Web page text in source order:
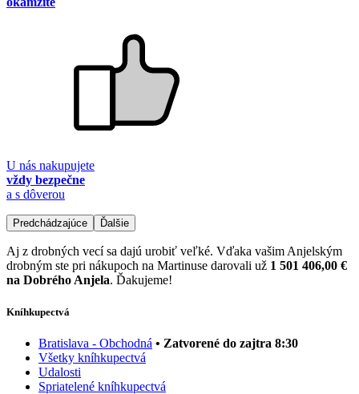
U nás nakupujete
vždy bezpečne
a s dôverou
Predchádzajúce Ďalšie
Aj z drobných vecí sa dajú urobiť veľké. Vďaka vašim Anjelským
drobným ste pri nákupoch na Martinuse darovali už 1 501 406,00 €
na Dobrého Anjela. Ďakujeme!
Kníhkupectvá
Bratislava - Obchodná • Zatvorené do zajtra 8:30
Všetky kníhkupectvá
Udalosti
Spriatelené kníhkupectvá